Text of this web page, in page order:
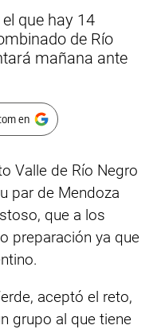
que hay 14
de Río
mañana ante
en
Valle de Río Negro
par de Mendoza
que a los
preparación ya que
aceptó el reto,
grupo al que tiene